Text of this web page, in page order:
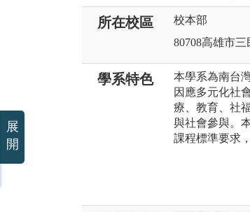
所在校區
校本部
80708高雄市
學系特色
本學系為南台
因應多元化社
療、教育、社
與社會參與。
課程標準要求
展
開